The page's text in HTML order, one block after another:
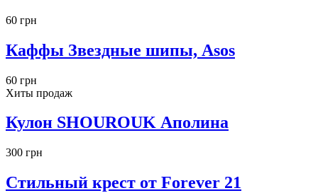
60 грн
Каффы Звездные шипы, Asos
60 грн
Хиты продаж
Кулон SHOUROUK Аполина
300 грн
Стильный крест от Forever 21